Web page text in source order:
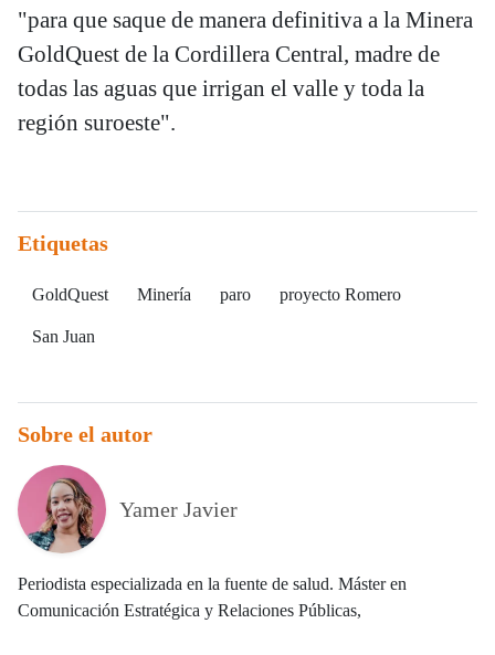
"para que saque de manera definitiva a la Minera
GoldQuest de la Cordillera Central, madre de
todas las aguas que irrigan el valle y toda la
región suroeste".
Etiquetas
GoldQuest Minería paro proyecto Romero
San Juan
Sobre el autor
Yamer Javier
Periodista especializada en la fuente de salud. Máster en
Comunicación Estratégica y Relaciones Públicas,